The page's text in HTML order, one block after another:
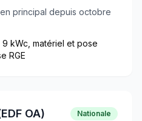
principal depuis octobre
9 kWc, matériel et pose
RGE
OA) Nationale